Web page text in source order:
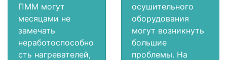
ПММ могут
месяцами не
замечать
неработоспособно
сть нагревателей,
осушительного
оборудования
могут возникнуть
большие
проблемы. На